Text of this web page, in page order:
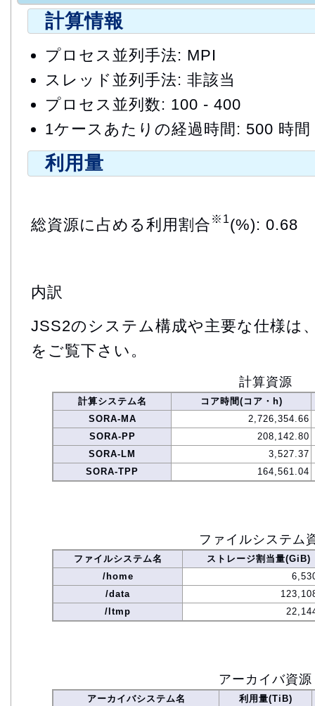
計算情報
プロセス並列手法: MPI
スレッド並列手法: 非該当
プロセス並列数: 100 - 400
1ケースあたりの経過時間: 500 時間
利用量
総資源に占める利用割合 ※1(%): 0.68
内訳
JSS2のシステム構成や主要な仕様は
をご覧下さい。
計算資源
計算システム名
コア時間(コア・h)
SORA-MA
2,726,354.66
SORA-PP
208,142.80
SORA-LM
3,527.37
SORA-TPP
164,561.04
ファイルシステム
ファイルシステム名
ストレージ割当量(GiB)
/home
/data
/ltmp
アーカイバ資源
アーカイバシステム名
利用量(TiB)